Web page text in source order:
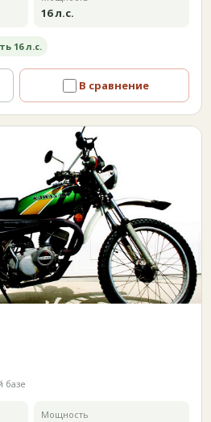
16 л.с.
16 л.с.
В сравнение
базе
Мощность